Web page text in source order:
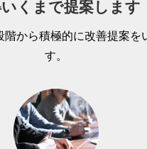
くまで提案します
階から積極的に改善提案を
す。